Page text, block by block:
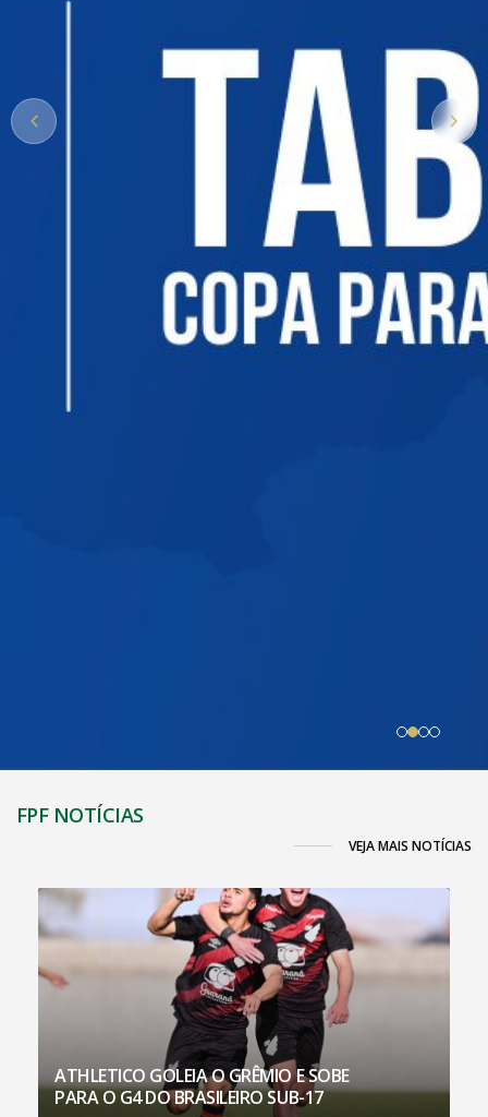
FPF NOTÍCIAS
VEJA MAIS NOTÍCIAS
ATHLETICO GOLEIA O GRÊMIO E SOBE
PARA O G4 DO BRASILEIRO SUB-17